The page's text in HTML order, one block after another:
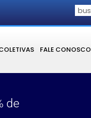
FALE CONOSCO
de